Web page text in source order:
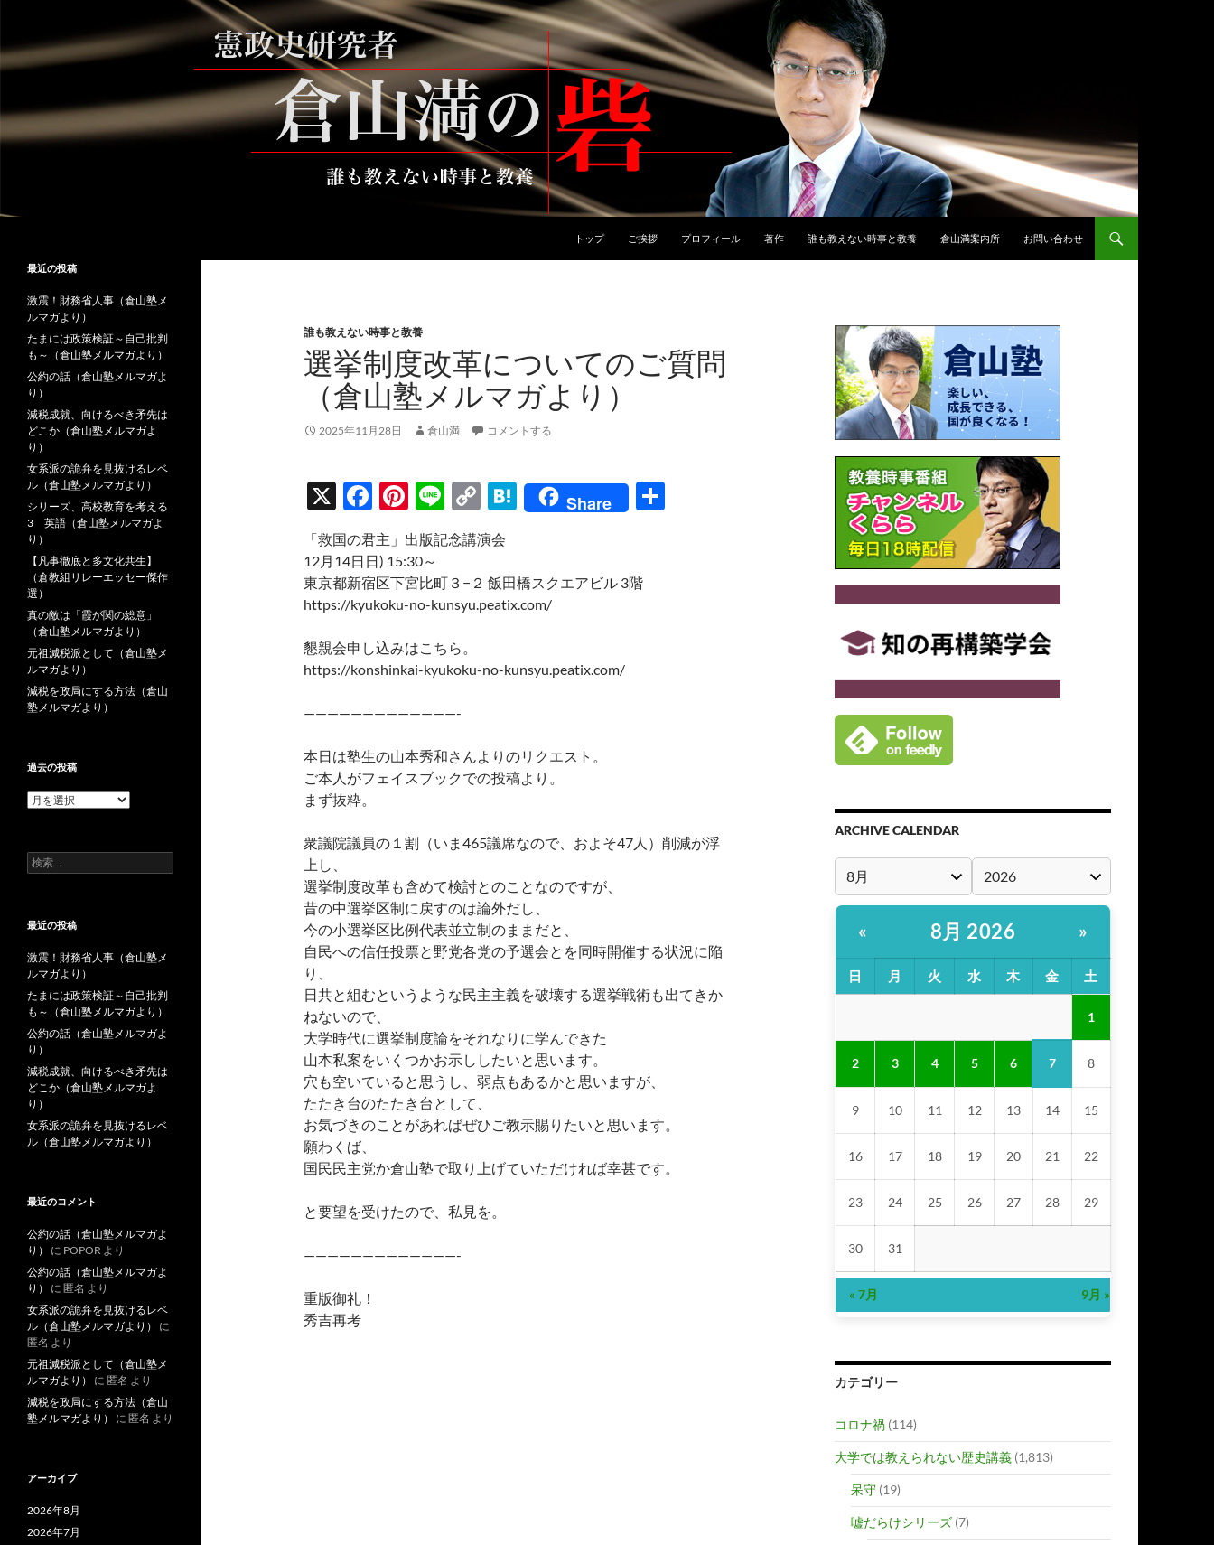
テ
ン
へ
ス
トップ ご挨拶 プロフィール 著作 誰も教えない時事と教養 倉山満案内所 お問い合わせ
誰も教えない時事と教養
選挙制度改革についてのご質問
（倉山塾メルマガより）
2025年11月28日 倉山満 コメントする
X
F
ac
e
b
o
o
k
Pi
nt
er
es
t
Li
n
e
C
o
p
y
Li
k
H
at
n
a
Share
「救国の君主」出版記念講演会
12月14日日) 15:30～
東京都新宿区下宮比町３−２ 飯田橋スクエアビル 3階
https://kyukoku-no-kunsyu.peatix.com/
懇親会申し込みはこちら。
https://konshinkai-kyukoku-no-kunsyu.peatix.com/
—————————————-
本日は塾生の山本秀和さんよりのリクエスト。
ご本人がフェイスブックでの投稿より。
まず抜粋。
衆議院議員の１割（いま465議席なので、およそ47人）削減が浮
上し、
選挙制度改革も含めて検討とのことなのですが、
昔の中選挙区制に戻すのは論外だし、
今の小選挙区比例代表並立制のままだと、
自民への信任投票と野党各党の予選会とを同時開催する状況に陥
り、
日共と組むというような民主主義を破壊する選挙戦術も出てきか
ねないので、
大学時代に選挙制度論をそれなりに学んできた
山本私案をいくつかお示ししたいと思います。
穴も空いていると思うし、弱点もあるかと思いますが、
たたき台のたたき台として、
お気づきのことがあればぜひご教示賜りたいと思います。
願わくば、
国民民主党か倉山塾で取り上げていただければ幸甚です。
と要望を受けたので、私見を。
—————————————-
重版御礼！
秀吉再考
ARCHIVE CALENDAR
« 8月 2026 »
日 月 火 水 木 金 土
1
2 3 4 5 6 7 8
9 10 11 12 13 14 15
16 17 18 19 20 21 22
23 24 25 26 27 28 29
30 31
« 7月 9月 »
カテゴリー
コロナ禍 (114)
大学では教えられない歴史講義 (1,813)
呆守 (19)
嘘だらけシリーズ (7)
倉山満の砦～誰も教えない時事と教
最近の投稿
激震！財務省人事（倉山塾メ
ルマガより）
たまには政策検証～自己批判
も～（倉山塾メルマガより）
公約の話（倉山塾メルマガよ
り）
減税成就、向けるべき矛先は
どこか（倉山塾メルマガよ
り）
女系派の詭弁を見抜けるレベ
ル（倉山塾メルマガより）
シリーズ、高校教育を考える
3 英語（倉山塾メルマガよ
り）
【凡事徹底と多文化共生】
（倉教組リレーエッセー傑作
選）
真の敵は「霞が関の総意」
（倉山塾メルマガより）
元祖減税派として（倉山塾メ
ルマガより）
減税を政局にする方法（倉山
塾メルマガより）
過去の投稿
過
稿
検
索:
最近の投稿
激震！財務省人事（倉山塾メ
ルマガより）
たまには政策検証～自己批判
も～（倉山塾メルマガより）
公約の話（倉山塾メルマガよ
り）
減税成就、向けるべき矛先は
どこか（倉山塾メルマガよ
り）
女系派の詭弁を見抜けるレベ
ル（倉山塾メルマガより）
最近のコメント
公約の話（倉山塾メルマガよ
り）
に POPOR より
公約の話（倉山塾メルマガよ
り）
に 匿名 より
女系派の詭弁を見抜けるレベ
ル（倉山塾メルマガより）
に
匿名 より
元祖減税派として（倉山塾メ
ルマガより）
に 匿名 より
減税を政局にする方法（倉山
塾メルマガより）
に 匿名 より
アーカイブ
2026年8月
2026年7月